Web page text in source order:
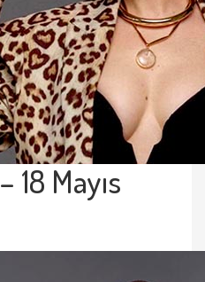
– 18 Mayıs